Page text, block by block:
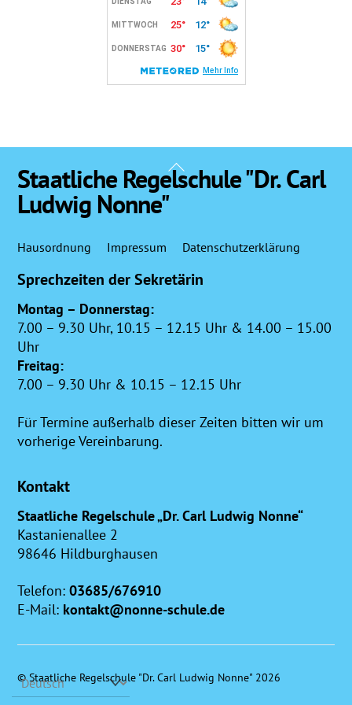
Back
To
Staatliche Regelschule "Dr. Carl
Ludwig Nonne"
Hausordnung Impressum Datenschutzerklärung
Sprechzeiten der Sekretärin
Montag – Donnerstag:
7.00 – 9.30 Uhr, 10.15 – 12.15 Uhr & 14.00 – 15.00
Uhr
Freitag:
7.00 – 9.30 Uhr & 10.15 – 12.15 Uhr
Für Termine außerhalb dieser Zeiten bitten wir um
vorherige Vereinbarung.
Kontakt
Staatliche Regelschule „Dr. Carl Ludwig Nonne“
Kastanienallee 2
98646 Hildburghausen
Telefon:03685/676910
E-Mail: kontakt@nonne-schule.de
©Staatliche Regelschule "Dr. Carl Ludwig Nonne" 2026